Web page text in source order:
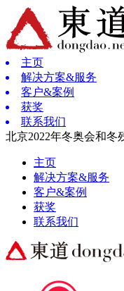
主页
解决方案&服务
客户&案例
获奖
联系我们
北京2022年冬奥会和冬
主页
解决方案&服务
客户&案例
获奖
联系我们